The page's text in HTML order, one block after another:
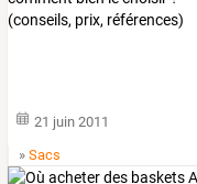
21 juin 2011
»Sacs